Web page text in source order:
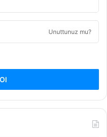
Unuttunuz mu?